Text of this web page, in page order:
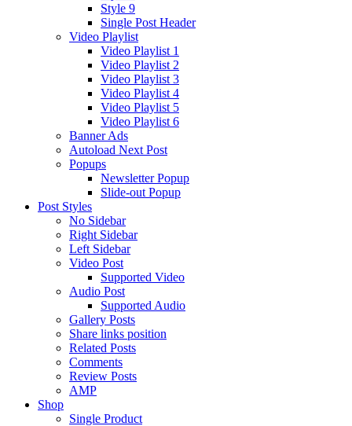
Style 9
Single Post Header
Video Playlist
Video Playlist 1
Video Playlist 2
Video Playlist 3
Video Playlist 4
Video Playlist 5
Video Playlist 6
Banner Ads
Autoload Next Post
Popups
Newsletter Popup
Slide-out Popup
Post Styles
No Sidebar
Right Sidebar
Left Sidebar
Video Post
Supported Video
Audio Post
Supported Audio
Gallery Posts
Share links position
Related Posts
Comments
Review Posts
AMP
Shop
Single Product